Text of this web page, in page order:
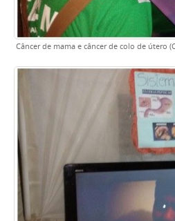
Câncer de mama e câncer de colo de útero